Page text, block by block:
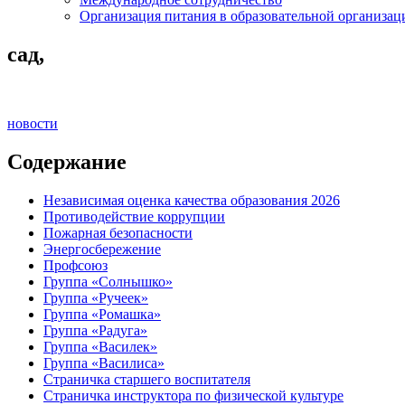
Организация питания в образовательной
сад,
новости
Содержание
Независимая оценка качества образования 2026
Противодействие коррупции
Пожарная безопасности
Энергосбережение
Профсоюз
Группа «Солнышко»
Группа «Ручеек»
Группа «Ромашка»
Группа «Радуга»
Группа «Василек»
Группа «Василиса»
Страничка старшего воспитателя
Страничка инструктора по физической культуре